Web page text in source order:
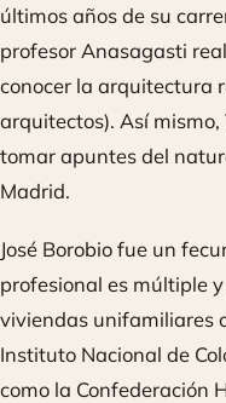
últimos años de su
profesor Anasagasti
conocer la arquitectura
arquitectos). Así
tomar apuntes del
Madrid.
José Borobio fue un
profesional es múltiple
viviendas unifamiliares
Instituto Nacional de
como la Confederación